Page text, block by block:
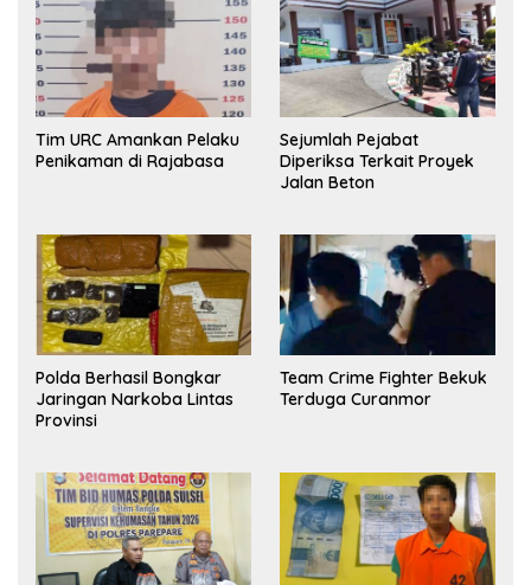
Tim URC Amankan Pelaku
Penikaman di Rajabasa
Sejumlah Pejabat
Diperiksa Terkait Proyek
Jalan Beton
Polda Berhasil Bongkar
Jaringan Narkoba Lintas
Provinsi
Team Crime Fighter Bekuk
Terduga Curanmor